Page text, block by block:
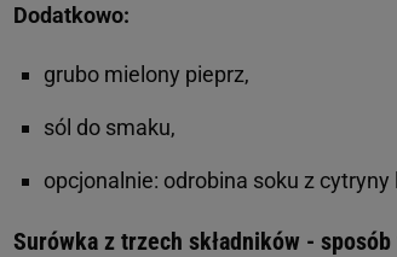
Dodatkowo:
grubo mielony pieprz,
sól do smaku,
opcjonalnie: odrobina soku z
Surówka z trzech składników -